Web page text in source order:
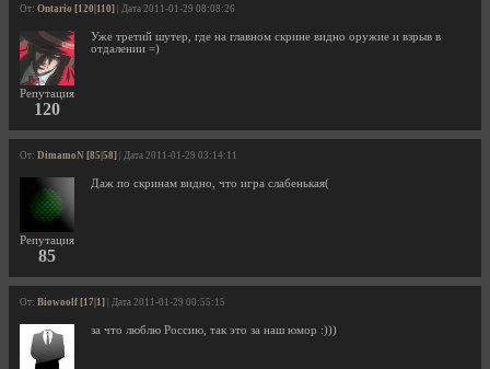
От: Ontario [120|110] | Дата 2011-01-29 08:08:26
Репутация
120
Уже третий шутер, где на главном скрине видно оружие и взрыв в
отдалении =)
От: DimamoN [85|58] | Дата 2011-01-29 03:14:11
Репутация
85
Даж по скринам видно, что игра слабенькая(
От: Biowoolf [17|1] | Дата 2011-01-29 00:55:15
за что люблю Россию, так это за наш юмор :)))